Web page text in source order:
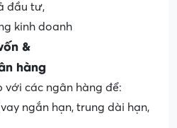
đầu tư,
kinh doanh
&
hàng
với các ngân hàng để:
ngắn hạn, trung dài hạn,